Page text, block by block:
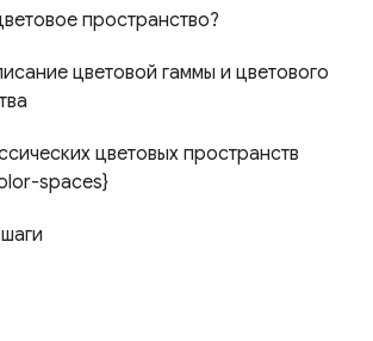
пространство?
цветовой гаммы и цветового
цветовых пространств
spaces}